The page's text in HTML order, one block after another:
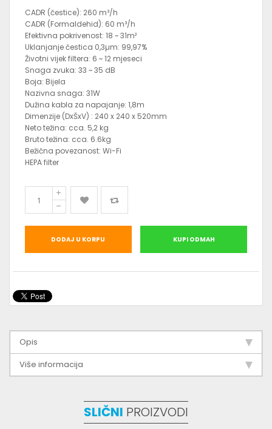
CADR (čestice): 260 m³/h
CADR (Formaldehid): 60 m³/h
Efektivna pokrivenost: 18 ~ 31m²
Uklanjanje čestica 0,3µm: 99,97%
Životni vijek filtera: 6 ~ 12 mjeseci
Snaga zvuka: 33 ~ 35 dB
Boja: Bijela
Nazivna snaga: 31W
Dužina kabla za napajanje: 1,8m
Dimenzije (DxŠxV) : 240 x 240 x 520mm
Neto težina: cca. 5,2 kg
Bruto težina: cca. 6.6kg
Bežična povezanost: Wi-Fi
HEPA filter
DODAJ U KORPU KUPI ODMAH
Opis
Više informacija
SLIČNI PROIZVODI